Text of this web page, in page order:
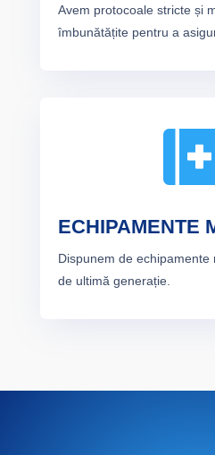
Avem protocoale stricte și
îmbunătățite pentru a
ECHIPAMENTE
Dispunem de
de ultimă generație.